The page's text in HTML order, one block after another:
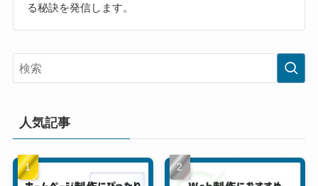
る秘訣を発信します。
人気記事